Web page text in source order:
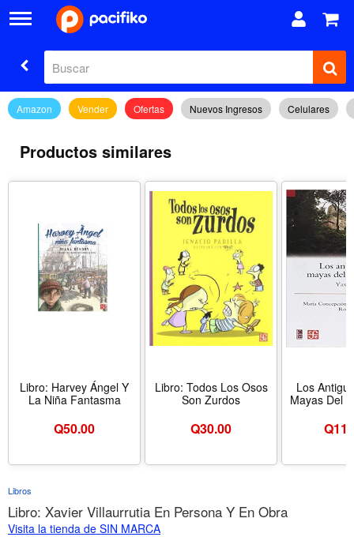
Amazon Vender Ofertas Nuevos Ingresos Celulares
Productos similares
Libro: Harvey Ángel Y
La Niña Fantasma
Q50.00
Libro: Todos Los Osos
Son Zurdos
Q30.00
Los
Mayas Del
Q
Libros
Libro: Xavier Villaurrutia En Persona Y En Obra
Visita la tienda de SIN MARCA